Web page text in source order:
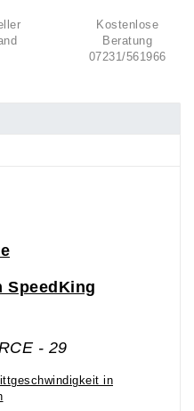
Kostenlose
Beratung
07231/561966
SpeedKing
- 29
in